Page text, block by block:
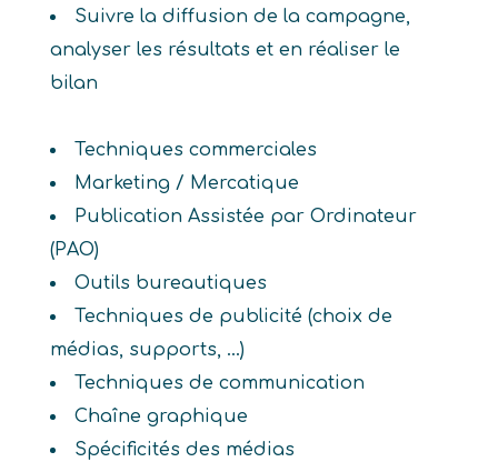
Suivre la diffusion de la campagne,
analyser les résultats et en réaliser le
bilan
Techniques commerciales
Marketing / Mercatique
Publication Assistée par Ordinateur
(PAO)
Outils bureautiques
Techniques de publicité (choix de
médias, supports, ...)
Techniques de communication
Chaîne graphique
Spécificités des médias